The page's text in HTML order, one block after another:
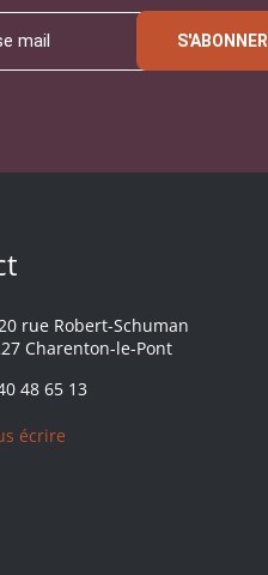
S'ABONNER
rue Robert-Schuman
Charenton-le-Pont
48 65 13
écrire